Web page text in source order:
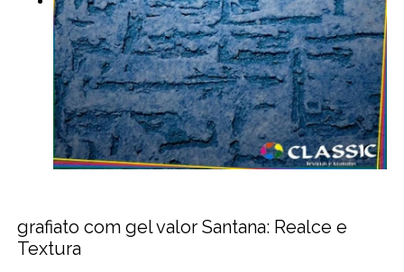
grafiato com gel valor Santana: Realce e
Textura